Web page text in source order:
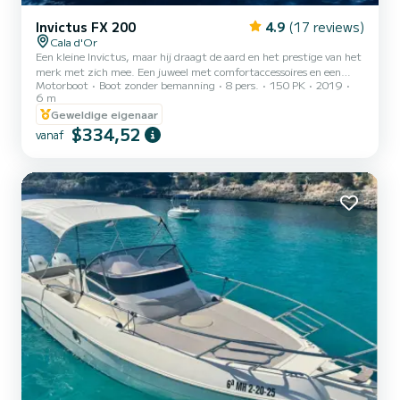
Invictus FX 200 4.9 (17 reviews)
Cala d'Or
Een kleine Invictus, maar hij draagt de aard en het prestige van het
merk met zich mee. Een juweel met comfortaccessoires en een
hoog afwerkingsniveau, speciaal voor diegenen die een boot met een
eigen identiteit willen, die veiligheid en prestaties biedt zonder
luxe en elegantie te verliezen. Zelfs bij de 200FX heeft Invictus
genereus trots en aandacht besteed aan esthetisch en formeel
onderzoek, met veel aandacht voor kwaliteit, zowel in het
Motorboot Boot zonder bemanning 8 pers. 150 PK
2019
6 m
Geweldige eigenaar
vanaf $334,52